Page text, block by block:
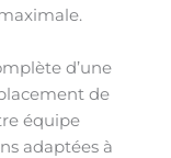
d’une
de
équipe
adaptées à